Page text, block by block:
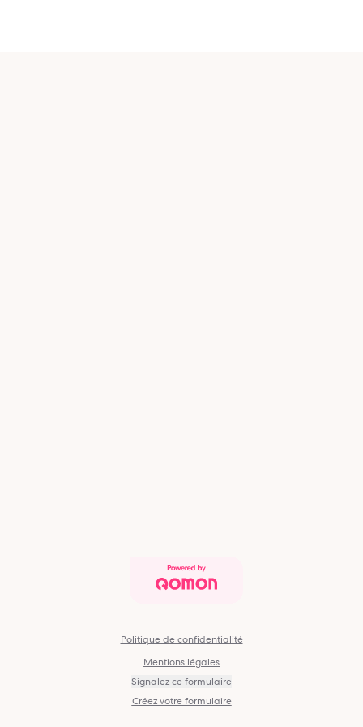
Politique de confidentialité
Mentions légales
Signalez ce formulaire
Créez votre formulaire